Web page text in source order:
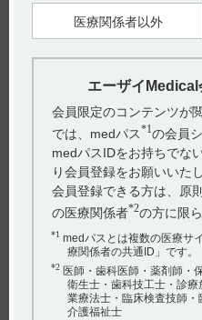
製剤：ワソラン静注5mg 劇薬
注）注意－医師等の処方箋に
1）ワソラン錠40mgインタビ
10版） X．管理的事項に関す
2）ワソラン静注5mgインタビ
13版） X．管理的事項に関す
【更新年月】
2024年11月
関連するQ&A
【サイレース・注射】 有
医療関係者以外
エーザイ
会員限定のコンテンツが
では、medパス*1の会員
medパスIDをお持ちでな
り会員登録をお願いいた
会員登録できる方は、原
の医療関係者*2の方に限
*1 medパスとは複数の医療サ
療関係者の共通ID」です。
*2 医師・歯科医師・薬剤師・
衛生士・歯科技工士・診
業療法士・臨床検査技師・
介護福祉士